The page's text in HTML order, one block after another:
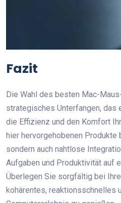
Fazit
Die Wahl des besten Mac-
strategisches Unterfangen, das
die Effizienz und den Komfort
hier hervorgehobenen Produkte
sondern auch nahtlose
Aufgaben und Produktivität auf
Überlegen Sie sorgfältig bei
kohärentes, reaktionsschnelles